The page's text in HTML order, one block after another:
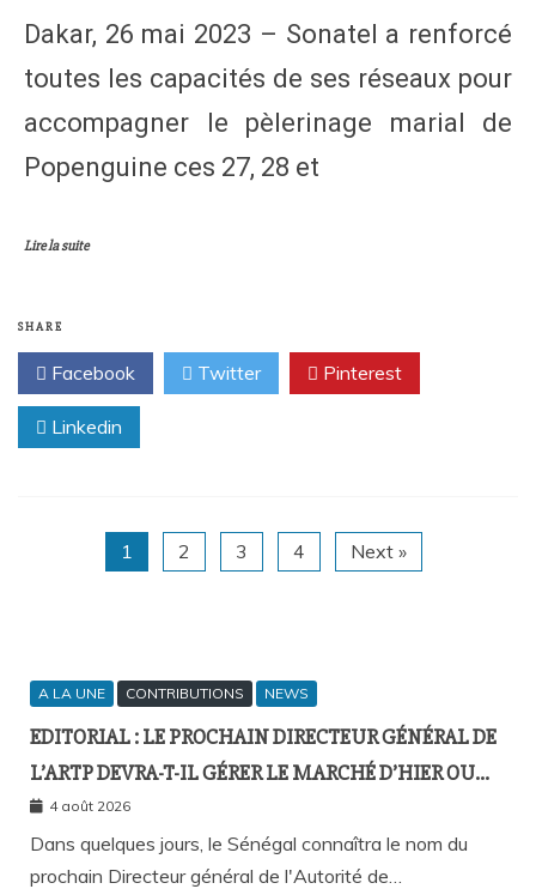
Dakar, 26 mai 2023 – Sonatel a renforcé
toutes les capacités de ses réseaux pour
accompagner le pèlerinage marial de
Popenguine ces 27, 28 et
Lire la suite
SHARE
Facebook Twitter Pinterest
Linkedin
1 2 3 4 Next »
A LA UNE CONTRIBUTIONS NEWS
EDITORIAL : LE PROCHAIN DIRECTEUR GÉNÉRAL DE
L’ARTP DEVRA-T-IL GÉRER LE MARCHÉ D’HIER OU
CELUI DE DEMAIN ?
4 août 2026
Dans quelques jours, le Sénégal connaîtra le nom du
prochain Directeur général de l'Autorité de…